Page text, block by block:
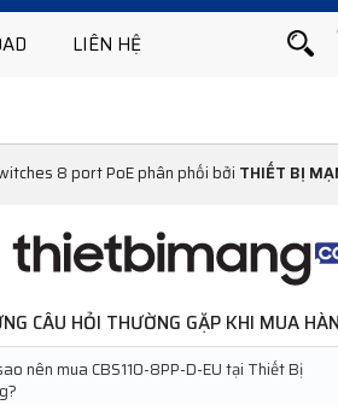
LIÊN HỆ
8 port PoE phân phối bởi THIẾT BỊ
CÂU HỎI THƯỜNG GẶP KHI MUA
nên mua CBS110-8PP-D-EU tại Thiết Bị